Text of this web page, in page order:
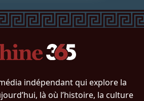
indépendant qui explore la
là où l’histoire, la culture